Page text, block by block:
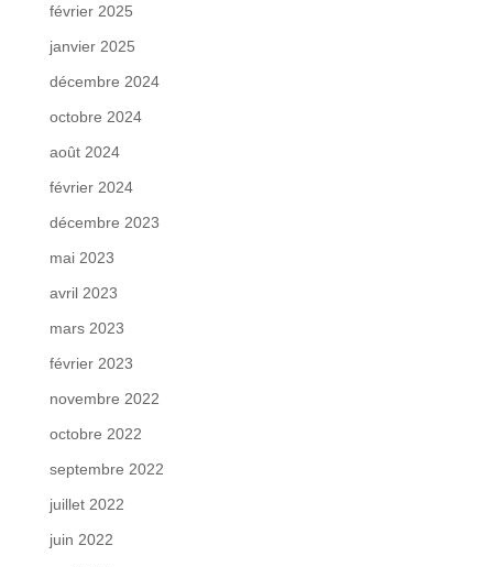
février 2025
janvier 2025
décembre 2024
octobre 2024
août 2024
février 2024
décembre 2023
mai 2023
avril 2023
mars 2023
février 2023
novembre 2022
octobre 2022
septembre 2022
juillet 2022
juin 2022